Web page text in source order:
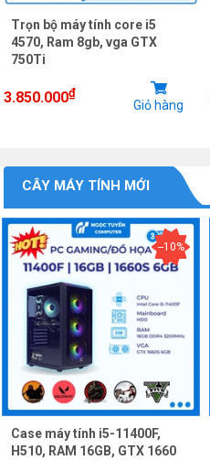
Trọn bộ máy tính core i5
4570, Ram 8gb, vga GTX
750Ti
3.850.000₫
Giỏ hàng
CÂY MÁY TÍNH MỚI
--10%
Case máy tính i5-11400F,
H510, RAM 16GB, GTX 1660